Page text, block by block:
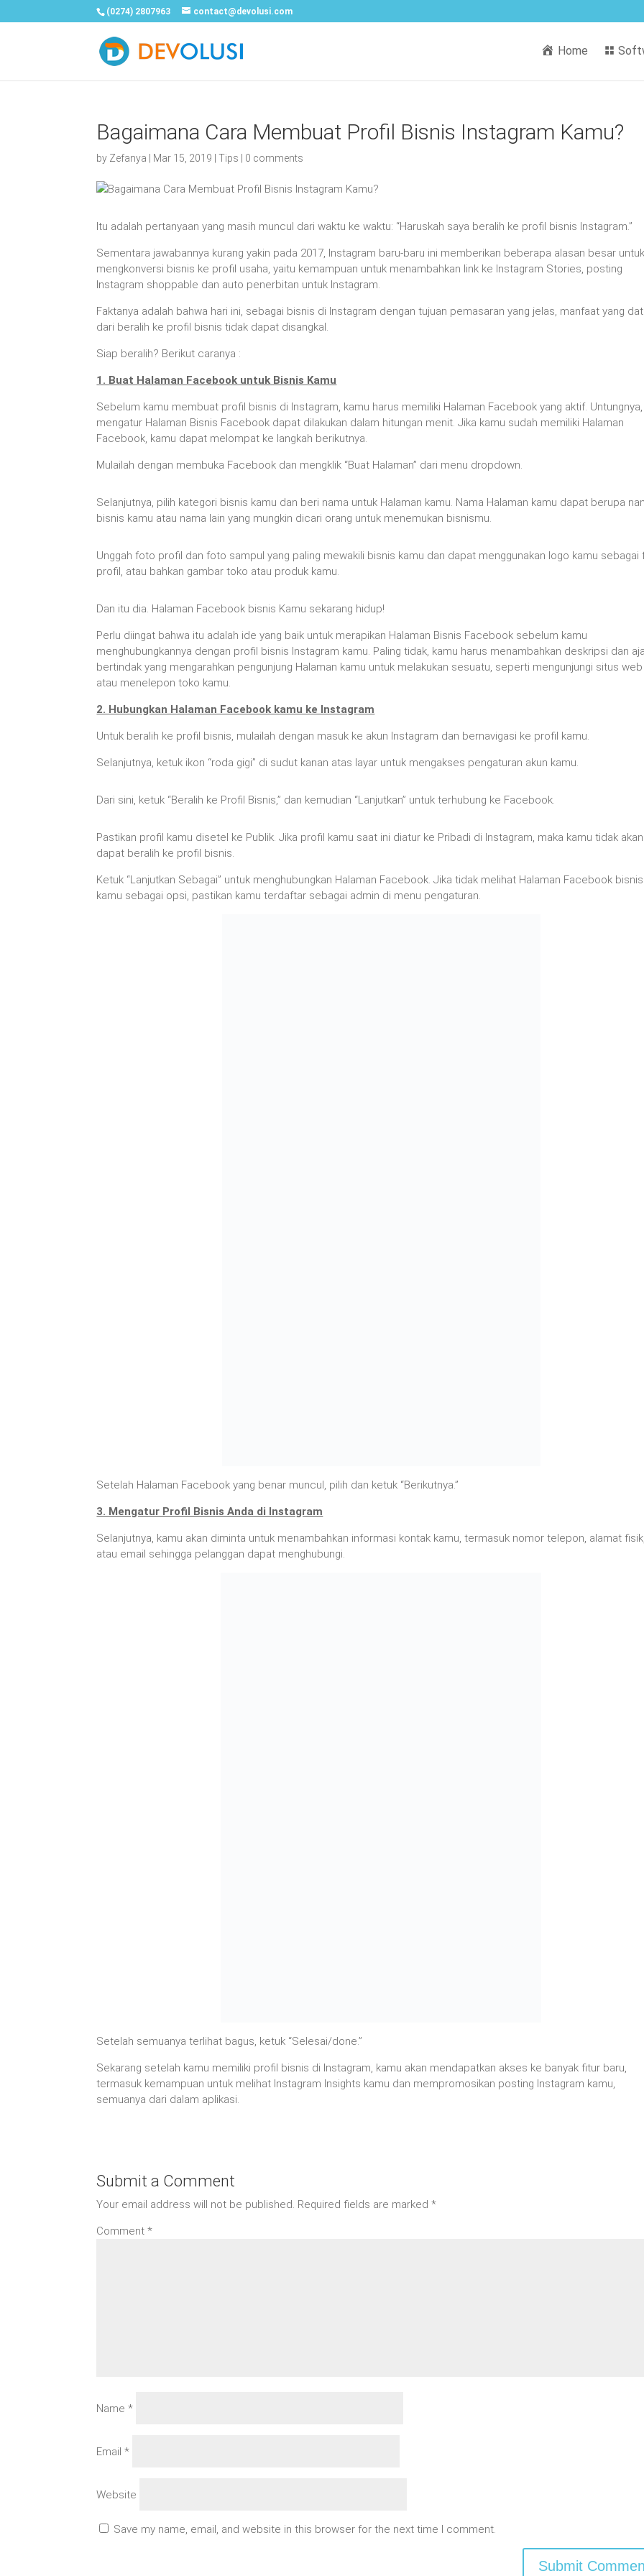
(0274) 2807963 contact@devolusi.com
Home
Bagaimana Cara Membuat Profil Bisnis Instagram Kamu?
by Zefanya Mar 15, 2019 |Tips 0 comments
Itu adalah pertanyaan yang masih muncul dari waktu ke waktu: “Haruskah saya beralih ke profil bisnis Instagram.”
Sementara jawabannya kurang yakin pada 2017, Instagram baru-baru ini memberikan beberapa alasan besar
mengkonversi bisnis ke profil usaha, yaitu kemampuan untuk menambahkan link ke Instagram Stories, posting
Instagram shoppable dan auto penerbitan untuk Instagram.
Faktanya adalah bahwa hari ini, sebagai bisnis di Instagram dengan tujuan pemasaran yang jelas, manfaat yang
dari beralih ke profil bisnis tidak dapat disangkal.
Siap beralih? Berikut caranya :
1. Buat Halaman Facebook untuk Bisnis Kamu
Sebelum kamu membuat profil bisnis di Instagram, kamu harus memiliki Halaman Facebook yang aktif. Untungnya,
mengatur Halaman Bisnis Facebook dapat dilakukan dalam hitungan menit. Jika kamu sudah memiliki Halaman
Facebook, kamu dapat melompat ke langkah berikutnya.
Mulailah dengan membuka Facebook dan mengklik “Buat Halaman” dari menu dropdown.
Selanjutnya, pilih kategori bisnis kamu dan beri nama untuk Halaman kamu. Nama Halaman kamu dapat berupa
bisnis kamu atau nama lain yang mungkin dicari orang untuk menemukan bisnismu.
Unggah foto profil dan foto sampul yang paling mewakili bisnis kamu dan dapat menggunakan logo kamu sebagai
profil, atau bahkan gambar toko atau produk kamu.
Dan itu dia. Halaman Facebook bisnis Kamu sekarang hidup!
Perlu diingat bahwa itu adalah ide yang baik untuk merapikan Halaman Bisnis Facebook sebelum kamu
menghubungkannya dengan profil bisnis Instagram kamu. Paling tidak, kamu harus menambahkan deskripsi dan
bertindak yang mengarahkan pengunjung Halaman kamu untuk melakukan sesuatu, seperti mengunjungi situs web
atau menelepon toko kamu.
2. Hubungkan Halaman Facebook kamu ke Instagram
Untuk beralih ke profil bisnis, mulailah dengan masuk ke akun Instagram dan bernavigasi ke profil kamu.
Selanjutnya, ketuk ikon “roda gigi” di sudut kanan atas layar untuk mengakses pengaturan akun kamu.
Dari sini, ketuk “Beralih ke Profil Bisnis,” dan kemudian “Lanjutkan” untuk terhubung ke Facebook.
Pastikan profil kamu disetel ke Publik. Jika profil kamu saat ini diatur ke Pribadi di Instagram, maka kamu tidak akan
dapat beralih ke profil bisnis.
Ketuk “Lanjutkan Sebagai” untuk menghubungkan Halaman Facebook. Jika tidak melihat Halaman Facebook bisnis
kamu sebagai opsi, pastikan kamu terdaftar sebagai admin di menu pengaturan.
Setelah Halaman Facebook yang benar muncul, pilih dan ketuk “Berikutnya.”
3. Mengatur Profil Bisnis Anda di Instagram
Selanjutnya, kamu akan diminta untuk menambahkan informasi kontak kamu, termasuk nomor telepon, alamat
atau email sehingga pelanggan dapat menghubungi.
Setelah semuanya terlihat bagus, ketuk “Selesai/done.”
Sekarang setelah kamu memiliki profil bisnis di Instagram, kamu akan mendapatkan akses ke banyak fitur baru,
termasuk kemampuan untuk melihat Instagram Insights kamu dan mempromosikan posting Instagram kamu,
semuanya dari dalam aplikasi.
Submit a Comment
Your email address will not be published. Required fields are marked*
Comment*
Name*
Email*
Website
Save my name, email, and website in this browser for the next time I comment.